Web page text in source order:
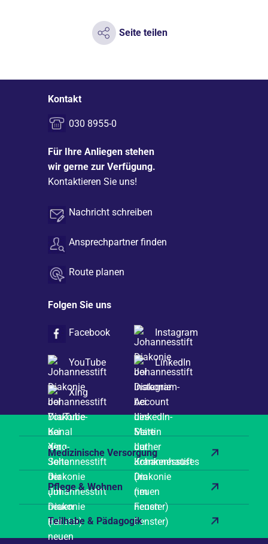
Seite teilen
Kontakt
030 8955-0
Für Ihre Anliegen stehen
wir gerne zur Verfügung.
Kontaktieren Sie uns!
Nachricht schreiben
Ansprechpartner finden
Route planen
Folgen Sie uns
Facebook Instagram
YouTube LinkedIn
Xing
Medizinische Versorgung
Pflege & Wohnen
Teilhabe & Pädagogik